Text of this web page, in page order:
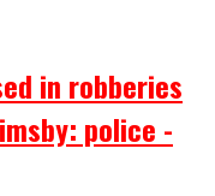
in robberies
police -